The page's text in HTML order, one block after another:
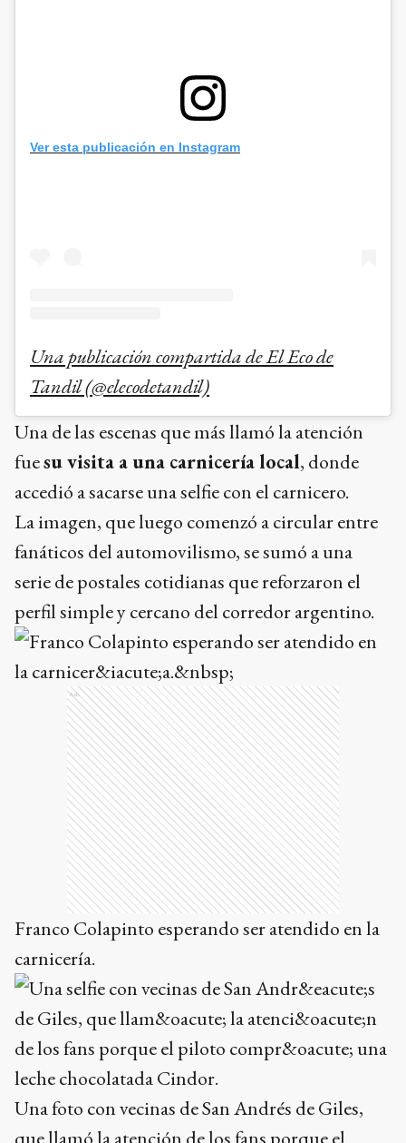
Ver esta publicación en Instagram
Una publicación compartida de El Eco de
Tandil (@elecodetandil)
Una de las escenas que más llamó la atención
fuesu visita a una carnicería local, donde
accedió a sacarse una selfie con el carnicero.
La imagen, que luego comenzó a circular entre
fanáticos del automovilismo, se sumó a una
serie de postales cotidianas que reforzaron el
perfil simple y cercano del corredor argentino.
Ads
Franco Colapinto esperando ser atendido en la
carnicería.
Una foto con vecinas de San Andrés de Giles,